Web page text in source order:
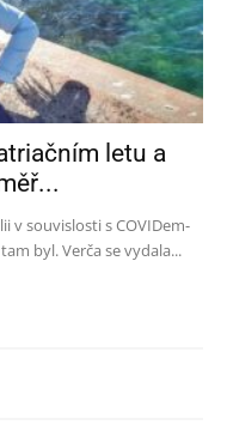
letu a
v souvislosti s COVIDem-
byl. Verča se vydala...